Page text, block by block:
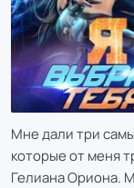
Мне дали три
которые от меня
Гелиана Ориона.